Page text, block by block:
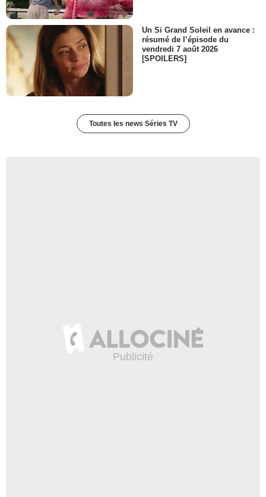
Un Si Grand Soleil en avance :
résumé de l’épisode du
vendredi 7 août 2026
[SPOILERS]
Toutes les news Séries TV